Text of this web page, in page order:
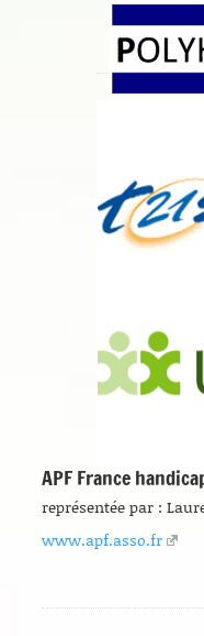
APF France
représentée par :
www.apf.asso.fr